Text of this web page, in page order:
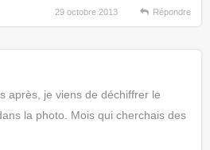
29 octobre 2013 Répondre
après, je viens de déchiffrer le
la photo. Mois qui cherchais des